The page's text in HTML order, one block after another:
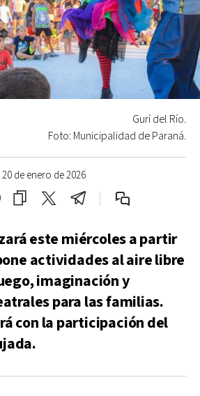
20 de enero de 2026
Gurí del Río.
Foto: Municipalidad de Paraná.
este miércoles a partir
actividades al aire libre
imaginación y
para las familias.
con la participación del